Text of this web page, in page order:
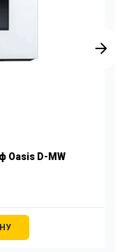
Oasis D-MW